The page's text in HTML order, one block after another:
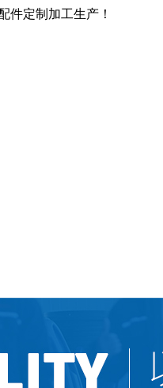
件定制加工生产！